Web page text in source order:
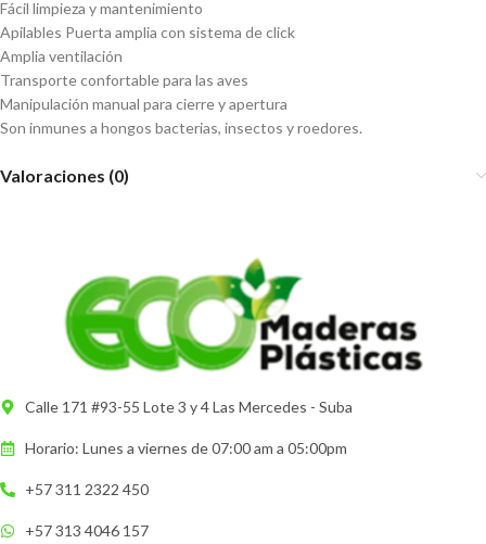
Fácil limpieza y mantenimiento
Apilables Puerta amplia con sistema de click
Amplia ventilación
Transporte confortable para las aves
Manipulación manual para cierre y apertura
Son inmunes a hongos bacterias, insectos y roedores.
Valoraciones (0)
Calle 171 #93-55 Lote 3 y 4 Las Mercedes - Suba
Horario: Lunes a viernes de 07:00 am a 05:00pm
+57 311 2322 450
+57 313 4046 157